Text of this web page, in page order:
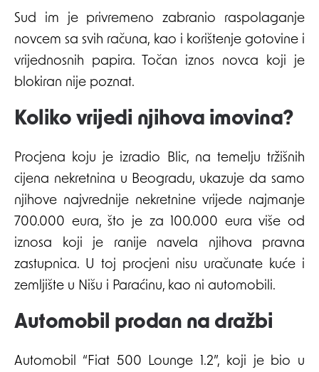
Sud im je privremeno zabranio raspolaganje
novcem sa svih računa, kao i korištenje gotovine i
vrijednosnih papira. Točan iznos novca koji je
blokiran nije poznat.
Koliko vrijedi njihova imovina?
Procjena koju je izradio Blic, na temelju tržišnih
cijena nekretnina u Beogradu, ukazuje da samo
njihove najvrednije nekretnine vrijede najmanje
700.000 eura, što je za 100.000 eura više od
iznosa koji je ranije navela njihova pravna
zastupnica. U toj procjeni nisu uračunate kuće i
zemljište u Nišu i Paraćinu, kao ni automobili.
Automobil prodan na dražbi
Automobil “Fiat 500 Lounge 1.2”, koji je bio u